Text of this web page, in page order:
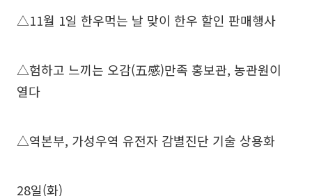
△11월 1일 한우먹는 날 맞이 한우 할인 판매행사
△험하고 느끼는 오감(五感)만족 홍보관, 농관원이
열다
△역본부, 가성우역 유전자 감별진단 기술 상용화
28일(화)